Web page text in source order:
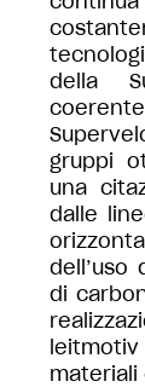
della
gruppi
una
dalle
dell’uso
di
leitmotiv
materiali